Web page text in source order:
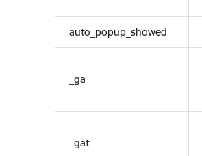
auto_popup_showed
_ga
_gat